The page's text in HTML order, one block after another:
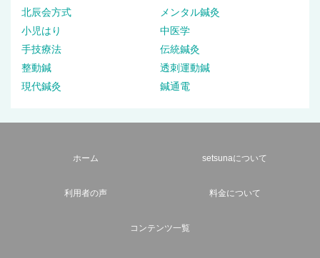
北辰会方式
メンタル鍼灸
小児はり
中医学
手技療法
伝統鍼灸
整動鍼
透刺運動鍼
現代鍼灸
鍼通電
ホーム setsunaについて
利用者の声 料金について
コンテンツ一覧